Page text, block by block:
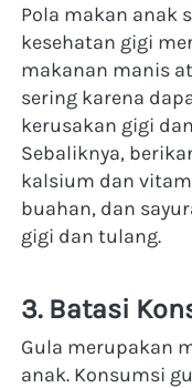
Pola makan anak
kesehatan gigi
makanan manis
sering karena
kerusakan gigi
Sebaliknya,
kalsium dan
buahan, dan
gigi dan tulang.
3. Batasi
Gula merupakan
anak. Konsumsi